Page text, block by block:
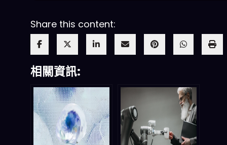
Share this content:
相關資訊: